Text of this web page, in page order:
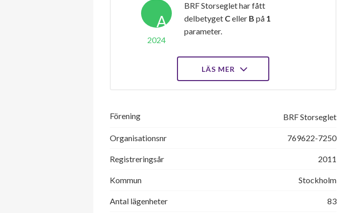
A
2024
BRF Storseglet har fått
delbetyget Celler B på 1
parameter.
LÄS MER
Förening BRF Storseglet
Organisationsnr 769622-7250
Registreringsår 2011
Kommun Stockholm
Antal lägenheter 83